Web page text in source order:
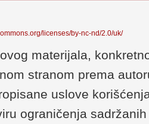
licenses/by-nc-nd/2.0/uk/
materijala,
stranom prema
uslove
ograničenja